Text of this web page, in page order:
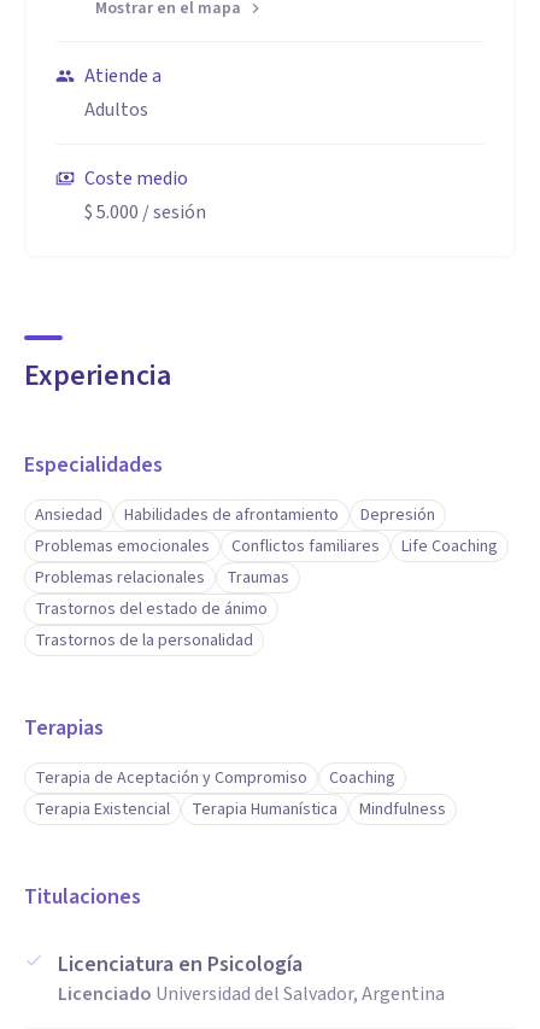
Mostrar en el mapa
Atiende a
Adultos
Coste medio
$ 5.000 / sesión
Experiencia
Especialidades
Ansiedad Habilidades de afrontamiento
Depresión
Problemas emocionales
Conflictos familiares
Life Coaching
Problemas relacionales
Traumas
Trastornos del estado de ánimo
Trastornos de la personalidad
Terapias
Terapia de Aceptación y Compromiso
Coaching
Terapia Existencial
Terapia Humanística Mindfulness
Titulaciones
Licenciatura en Psicología
Licenciado Universidad del Salvador, Argentina